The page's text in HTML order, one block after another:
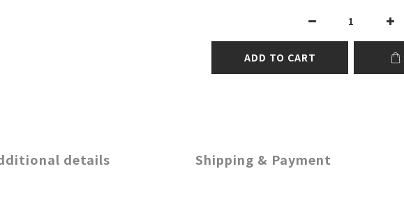
ADD TO CART
details Shipping & Payment